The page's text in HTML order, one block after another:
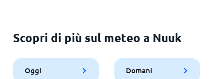
Scopri di più sul meteo a Nuuk
Oggi Domani